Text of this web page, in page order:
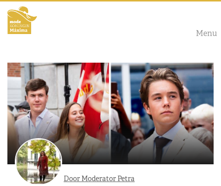
Menu
Door Moderator Petra